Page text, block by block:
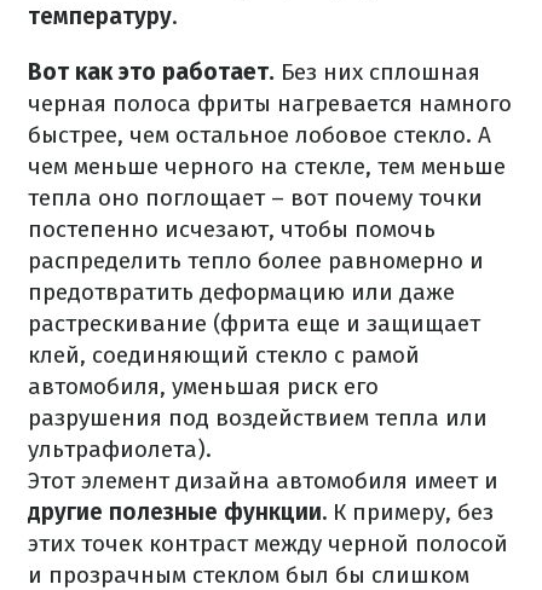
температуру.
Вот как это работает. Без них сплошная
черная полоса фриты нагревается намного
быстрее, чем остальное лобовое стекло. А
чем меньше черного на стекле, тем меньше
тепла оно поглощает – вот почему точки
постепенно исчезают, чтобы помочь
распределить тепло более равномерно и
предотвратить деформацию или даже
растрескивание (фрита еще и защищает
клей, соединяющий стекло с рамой
автомобиля, уменьшая риск его
разрушения под воздействием тепла или
ультрафиолета).
Этот элемент дизайна автомобиля имеет и
другие полезные функции. К примеру, без
этих точек контраст между черной полосой
и прозрачным стеклом был бы слишком